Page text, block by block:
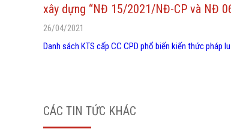
xây dựng “NĐ 15/2021/NĐ-CP và NĐ
26/04/2021
Danh sách KTS cấp CC CPD phổ biến kiến thức pháp
CÁC TIN TỨC KHÁC